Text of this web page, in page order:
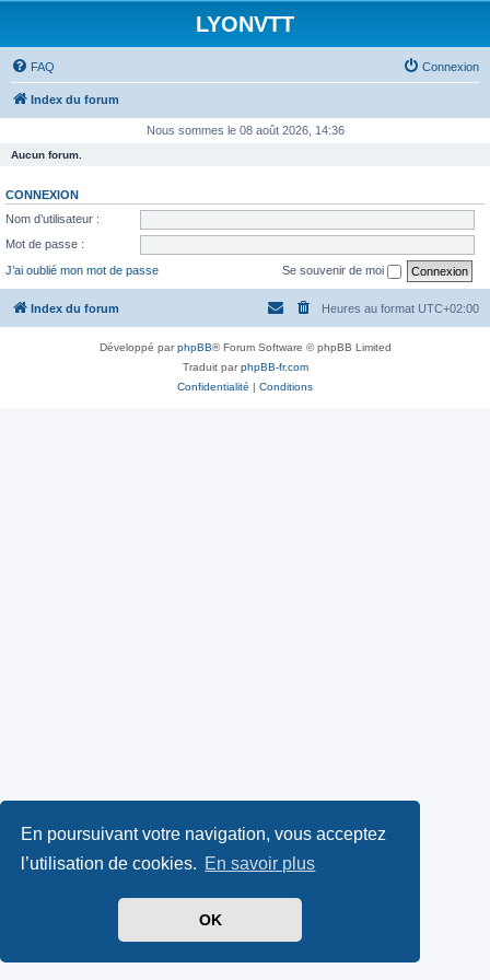
En poursuivant votre navigation, vous acceptez
l’utilisation de cookies. En savoir plus
OK
LYONVTT
FAQ Connexion
Index du forum
Nous sommes le 08 août 2026, 14:36
Aucun forum.
CONNEXION
Nom d’utilisateur :
Mot de passe :
J’ai oublié mon mot de passe
Se souvenir de moi
Index du forum Heures au format UTC+02:00
Développé parphpBB® Forum Software © phpBB Limited
Traduit parphpBB-fr.com
Confidentialité | Conditions